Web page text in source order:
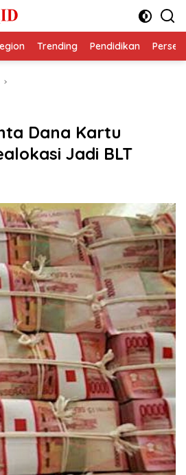
Trending Pendidikan
Dana Kartu
Jadi BLT